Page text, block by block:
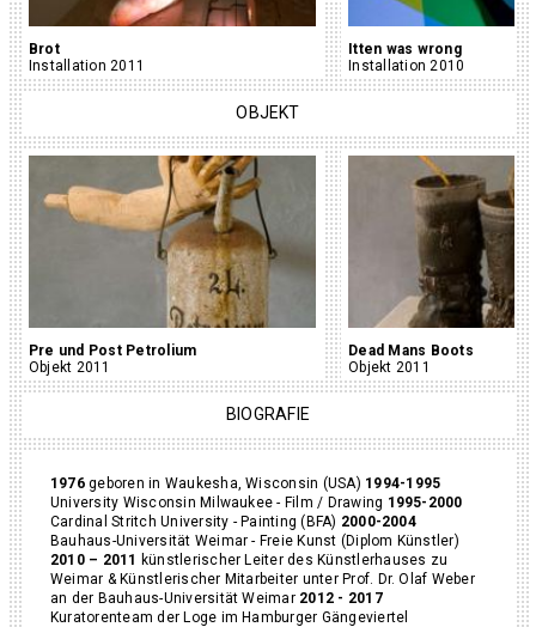
Brot
Installation 2011
Itten was wrong
Installation 2010
OBJEKT
Pre und Post Petrolium
Objekt 2011
Dead Mans Boots
Objekt 2011
BIOGRAFIE
1976geboren in Waukesha, Wisconsin (USA) 1994-1995
University Wisconsin Milwaukee - Film / Drawing 1995-2000
Cardinal Stritch University - Painting (BFA) 2000-2004
Bauhaus-Universität Weimar - Freie Kunst (Diplom Künstler)
2010 – 2011 künstlerischer Leiter des Künstlerhauses zu
Weimar & Künstlerischer Mitarbeiter unter Prof. Dr. Olaf Weber
an der Bauhaus-Universität Weimar 2012 - 2017
Kuratorenteam der Loge im Hamburger Gängeviertel